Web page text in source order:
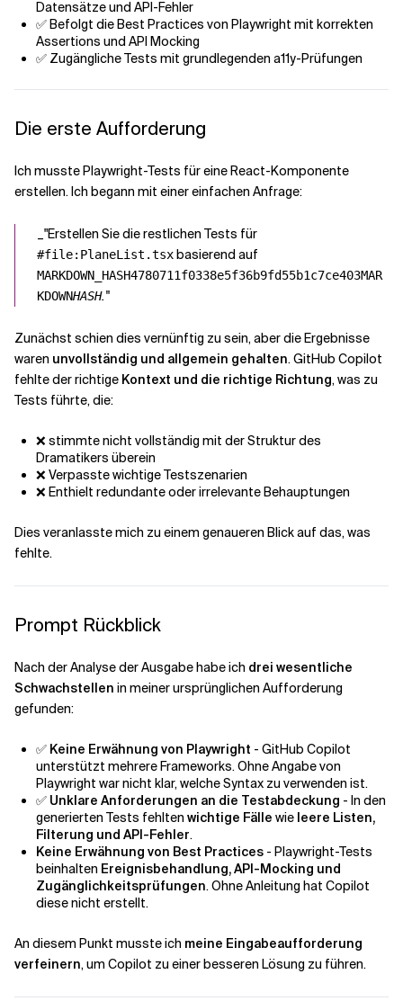
Datensätze und API-Fehler
✅ Befolgt die Best Practices von Playwright mit korrekten
Assertions und API Mocking
✅ Zugängliche Tests mit grundlegenden a11y-Prüfungen
Die erste Aufforderung
Ich musste Playwright-Tests für eine React-Komponente
erstellen. Ich begann mit einer einfachen Anfrage:
_"Erstellen Sie die restlichen Tests für
#file:PlaneList.tsxbasierend auf
MARKDOWN_HASH4780711f0338e5f36b9fd55b1c7ce403MAR
KDOWNHASH."
Zunächst schien dies vernünftig zu sein, aber die Ergebnisse
waren unvollständig und allgemein gehalten. GitHub Copilot
fehlte der richtige Kontext und die richtige Richtung, was zu
Tests führte, die:
❌ stimmte nicht vollständig mit der Struktur des
Dramatikers überein
❌ Verpasste wichtige Testszenarien
❌ Enthielt redundante oder irrelevante Behauptungen
Dies veranlasste mich zu einem genaueren Blick auf das, was
fehlte.
Prompt Rückblick
Nach der Analyse der Ausgabe habe ich drei wesentliche
Schwachstellen in meiner ursprünglichen Aufforderung
gefunden:
✅ Keine Erwähnung von Playwright - GitHub Copilot
unterstützt mehrere Frameworks. Ohne Angabe von
Playwright war nicht klar, welche Syntax zu verwenden ist.
✅ Unklare Anforderungen an die Testabdeckung - In den
generierten Tests fehlten wichtige Fälle wie leere Listen,
Filterung und API-Fehler.
Keine Erwähnung von Best Practices - Playwright-Tests
beinhalten Ereignisbehandlung, API-Mocking und
Zugänglichkeitsprüfungen. Ohne Anleitung hat Copilot
diese nicht erstellt.
An diesem Punkt musste ich meine Eingabeaufforderung
verfeinern, um Copilot zu einer besseren Lösung zu führen.